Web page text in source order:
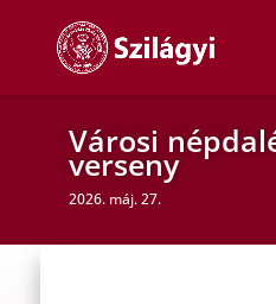
Városi
verseny
2026. máj. 27.